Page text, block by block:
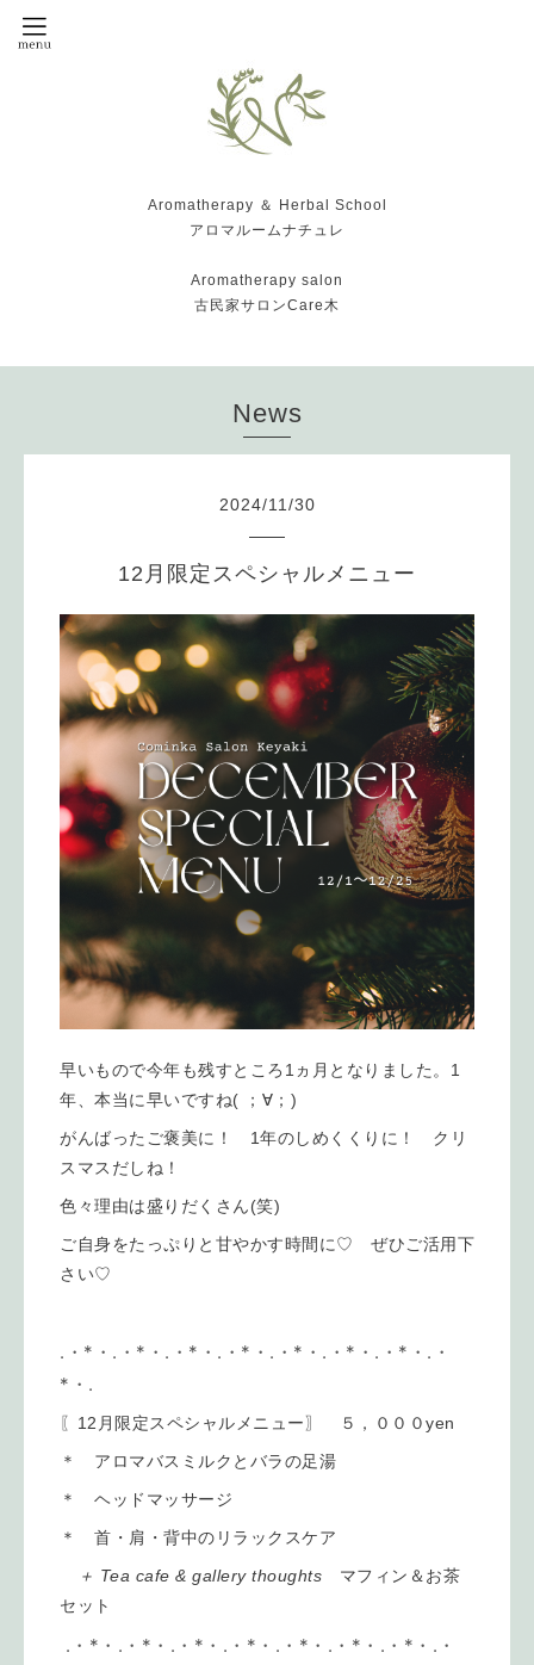
Aromatherapy ＆ Herbal School
アロマルームナチュレ
Aromatherapy salon
古民家サロンCare木
News
2024/11 /30
12月限定スペシャルメニュー
早いもので今年も残すところ1ヵ月となりました。1
年、本当に早いですね( ；∀；)
がんばったご褒美に！ 1年のしめくくりに！ クリ
スマスだしね！
色々理由は盛りだくさん(笑)
ご自身をたっぷりと甘やかす時間に♡ ぜひご活用下
さい♡
.・*・.・*・.・*・.・*・.・*・.・*・.・*・.・
*・.
〖12月限定スペシャルメニュー〗 ５，０００yen
＊ アロマバスミルクとバラの足湯
＊ ヘッドマッサージ
＊ 首・肩・背中のリラックスケア
＋ Tea cafe & gallery thoughts
マフィン＆お茶
セット
.・*・.・*・.・*・.・*・.・*・.・*・.・*・.・